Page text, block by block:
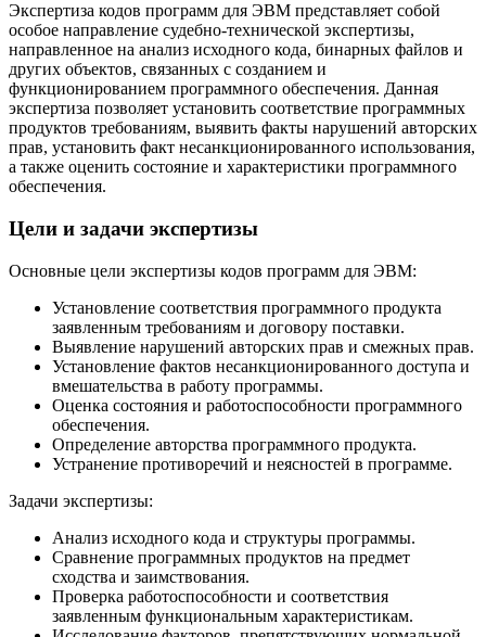
Экспертиза кодов программ для ЭВМ представляет собой
особое направление судебно-технической экспертизы,
направленное на анализ исходного кода, бинарных файлов и
других объектов, связанных с созданием и
функционированием программного обеспечения. Данная
экспертиза позволяет установить соответствие программных
продуктов требованиям, выявить факты нарушений авторских
прав, установить факт несанкционированного использования,
а также оценить состояние и характеристики программного
обеспечения.
Цели и задачи экспертизы
Основные цели экспертизы кодов программ для ЭВМ:
Установление соответствия программного продукта
заявленным требованиям и договору поставки.
Выявление нарушений авторских прав и смежных прав.
Установление фактов несанкционированного доступа и
вмешательства в работу программы.
Оценка состояния и работоспособности программного
обеспечения.
Определение авторства программного продукта.
Устранение противоречий и неясностей в программе.
Задачи экспертизы:
Анализ исходного кода и структуры программы.
Сравнение программных продуктов на предмет
сходства и заимствования.
Проверка работоспособности и соответствия
заявленным функциональным характеристикам.